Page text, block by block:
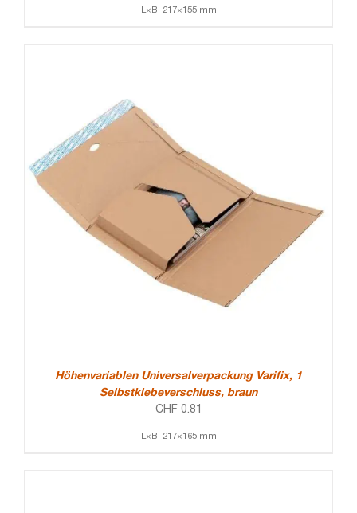
L×B: 217×155 mm
Höhenvariablen Universalverpackung Varifix, 1
Selbstklebeverschluss, braun
CHF 0.81
L×B: 217×165 mm